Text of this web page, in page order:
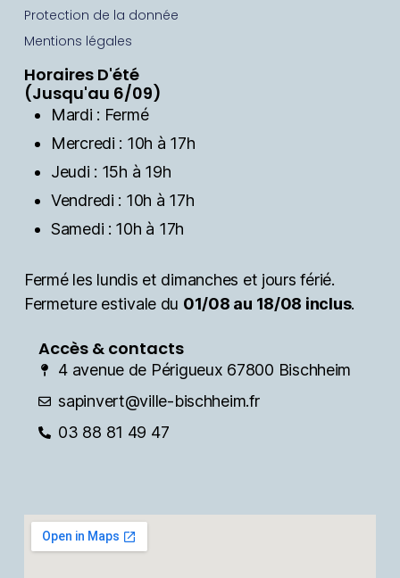
Protection de la donnée
Mentions légales
Horaires D'été
(Jusqu'au 6/09)
Mardi : Fermé
Mercredi : 10h à 17h
Jeudi : 15h à 19h
Vendredi : 10h à 17h
Samedi : 10h à 17h
Fermé les lundis et dimanches et jours férié.
Fermeture estivale du 01/08 au 18/08 inclus.
Accès & contacts
4 avenue de Périgueux 67800 Bischheim
sapinvert@ville-bischheim.fr
03 88 81 49 47